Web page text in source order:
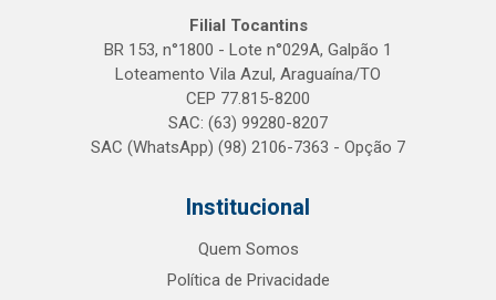
Filial Tocantins
BR 153, n°1800 - Lote n°029A, Galpão 1
Loteamento Vila Azul, Araguaína/TO
CEP 77.815-8200
SAC: (63) 99280-8207
SAC (WhatsApp) (98) 2106-7363 - Opção 7
Institucional
Quem Somos
Política de Privacidade